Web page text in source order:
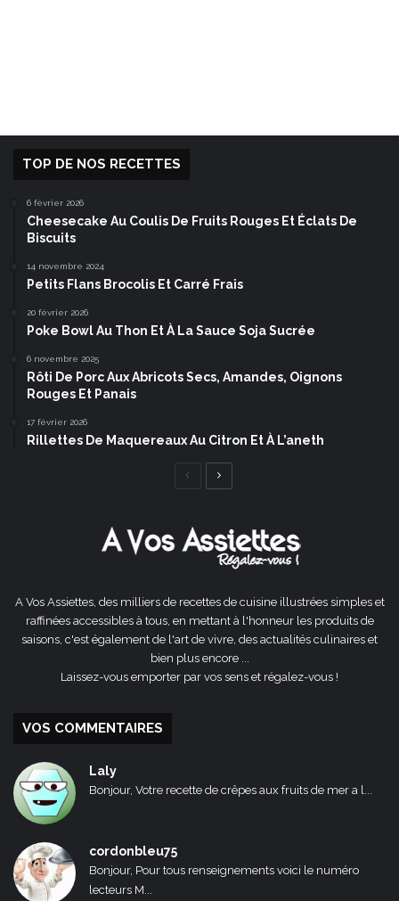
TOP DE NOS RECETTES
6 février 2026
Cheesecake Au Coulis De Fruits Rouges Et Éclats De
Biscuits
14 novembre 2024
Petits Flans Brocolis Et Carré Frais
20 février 2026
Poke Bowl Au Thon Et À La Sauce Soja Sucrée
6 novembre 2025
Rôti De Porc Aux Abricots Secs, Amandes, Oignons
Rouges Et Panais
17 février 2026
Rillettes De Maquereaux Au Citron Et À L’aneth
Page
A Vos Assiettes, des milliers de recettes de cuisine illustrées simples et
raffinées accessibles à tous, en mettant à l'honneur les produits de
saisons, c'est également de l'art de vivre, des actualités culinaires et
bien plus encore ...
Laissez-vous emporter par vos sens et régalez-vous !
VOS COMMENTAIRES
Laly
Bonjour, Votre recette de crêpes aux fruits de mer a l...
cordonbleu75
Bonjour, Pour tous renseignements voici le numéro
lecteurs M...